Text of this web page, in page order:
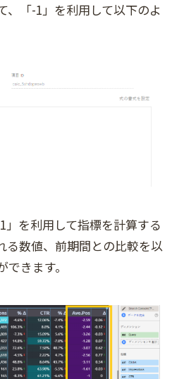
、「-1」を利用して以下のよ
を利用して指標を計算する
る数値、前期間との比較を以
きます。